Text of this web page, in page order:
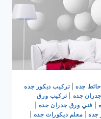
جده|تركيب ديكور جده
جده |تركيب ورق
فني ورق جدران جده
جده معلم ديكورات جده